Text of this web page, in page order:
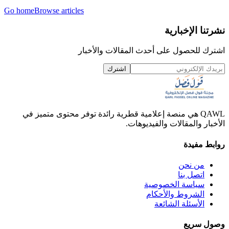
Go homeBrowse articles
نشرتنا الإخبارية
اشترك للحصول على أحدث المقالات والأخبار
اشترك
QAWL هي منصة إعلامية قطرية رائدة توفر محتوى متميز في
الأخبار والمقالات والفيديوهات.
روابط مفيدة
من نحن
اتصل بنا
سياسة الخصوصية
الشروط والأحكام
الأسئلة الشائعة
وصول سريع